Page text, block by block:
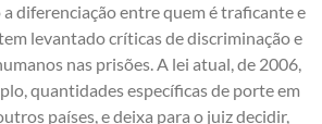
diferenciação entre quem é traficante e
levantado críticas de discriminação e
nas prisões. A lei atual, de 2006,
quantidades específicas de porte em
países, e deixa para o juiz decidir,